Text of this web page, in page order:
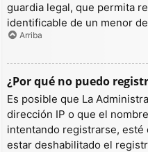
guardia legal, que permita
identificable de un menor
Arriba
¿Por qué no puedo
Es posible que La
dirección IP o que el
intentando registrarse, esté
estar deshabilitado el